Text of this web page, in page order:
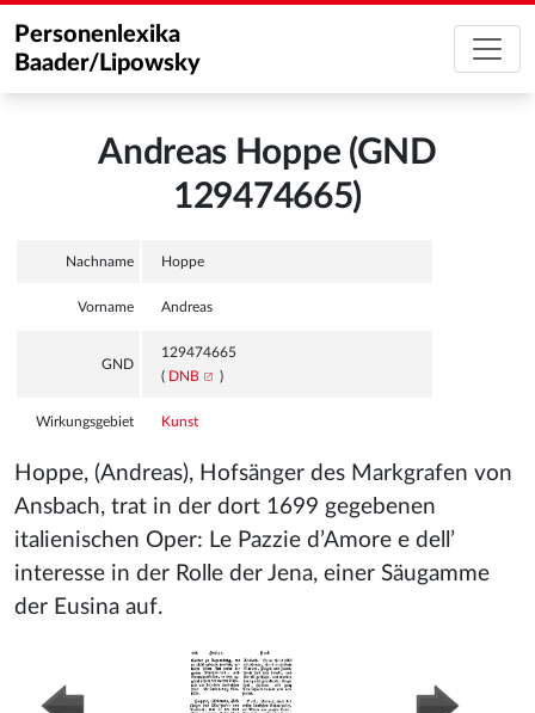
Personenlexika
Baader/Lipowsky
Andreas Hoppe (GND
129474665)
Nachname Hoppe
Vorname Andreas
GND
129474665
( DNB )
Wirkungsgebiet Kunst
Hoppe, (Andreas), Hofsänger des Markgrafen von
Ansbach, trat in der dort 1699 gegebenen
italienischen Oper: Le Pazzie d’Amore e dell’
interesse in der Rolle der Jena, einer Säugamme
der Eusina auf.